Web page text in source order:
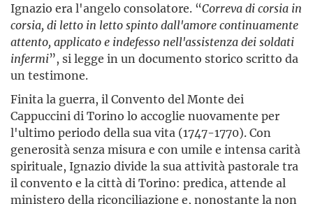
Ignazio era l'angelo consolatore. “Correva di corsia in
corsia, di letto in letto spinto dall'amore continuamente
attento, applicato e indefesso nell'assistenza dei soldati
infermi”, si legge in un documento storico scritto da
un testimone.
Finita la guerra, il Convento del Monte dei
Cappuccini di Torino lo accoglie nuovamente per
l'ultimo periodo della sua vita (1747-1770). Con
generosità senza misura e con umile e intensa carità
spirituale, Ignazio divide la sua attività pastorale tra
il convento e la città di Torino: predica, attende al
ministero della riconciliazione e, nonostante la non